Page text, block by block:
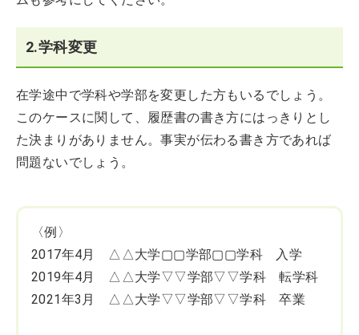
2.学科変更
在学途中で学科や学部を変更した方もいるでしょう。
このケースに関して、履歴書の書き方にはっきりとし
た決まりがありません。事実が伝わる書き方であれば
問題ないでしょう。
〈例〉
2017年4月 △△大学▢▢学部▢▢学科 入学
2019年4月 △△大学▽▽学部▽▽学科 転学科
2021年3月 △△大学▽▽学部▽▽学科 卒業